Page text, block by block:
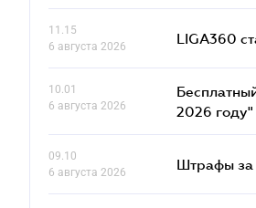
11.15
6 августа 2026
LIGA360
10.01
6 августа 2026
2026 году"
09.10
6 августа 2026
Штрафы за